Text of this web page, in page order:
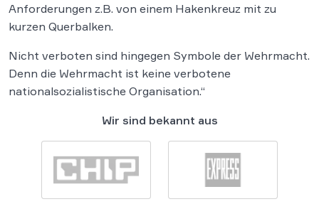
Anforderungen z.B. von einem Hakenkreuz mit zu
kurzen Querbalken.
Nicht verboten sind hingegen Symbole der Wehrmacht.
Denn die Wehrmacht ist keine verbotene
nationalsozialistische Organisation.“
Wir sind bekannt aus